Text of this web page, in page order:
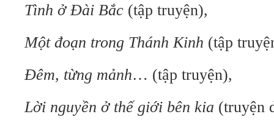
Tình ở Đài Bắc (tập truyện),
Một đoạn trong Thánh Kinh (tập
Đêm, từng mảnh… (tập truyện),
Lời nguyền ở thế giới bên kia (truyện